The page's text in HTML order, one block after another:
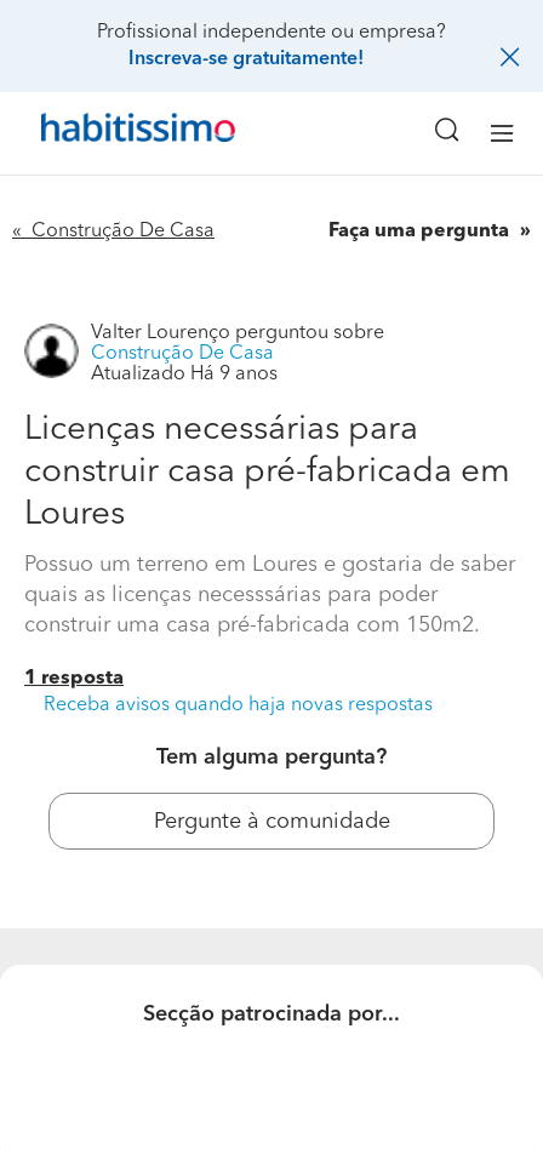
Profissional independente ou empresa?
Inscreva-se gratuitamente!
« Construção De Casa Faça uma pergunta
Licenças necessárias para construir casa pré-fabricada
Possuo um terreno em Loures e gostaria de saber quais
as licenças necesssárias para poder construir uma casa
pré-fabricada com 150m2.
Valter Lourenço perguntou sobre
Construção De Casa
Atualizado Há 9 anos
Licenças necessárias para
construir casa pré-fabricada em
Loures
Possuo um terreno em Loures e gostaria de saber
quais as licenças necesssárias para poder
construir uma casa pré-fabricada com 150m2.
1 resposta
Receba avisos quando haja novas respostas
Tem alguma pergunta?
Pergunte à comunidade
Secção patrocinada por...